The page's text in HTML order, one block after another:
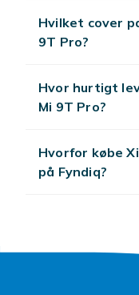
Hvilket cover
9T Pro?
Hvor hurtigt
Mi 9T Pro?
Hvorfor købe
på Fyndiq?